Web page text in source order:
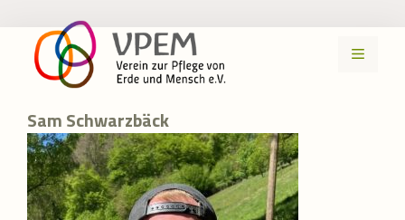
Inhalt
springen
MENÜ
Sam Schwarzbäck